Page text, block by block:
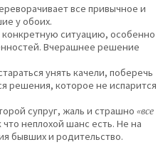
все привычное и
у обоих.
ситуацию, особенно
Вчерашнее решение
унять качели, поберечь
решения, которое не испарится
супруг, жаль и страшно «все
что неплохой шанс есть. Не на
бывших и родительство.